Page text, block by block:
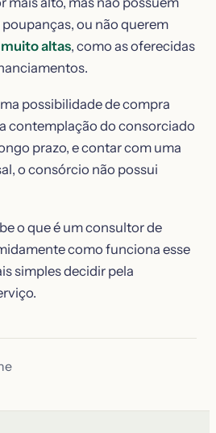
ou não querem
altas, como as oferecidas
possibilidade de compra
contemplação do consorciado
prazo, e contar com uma
o consórcio não possui
o que é um consultor de
como funciona esse
simples decidir pela